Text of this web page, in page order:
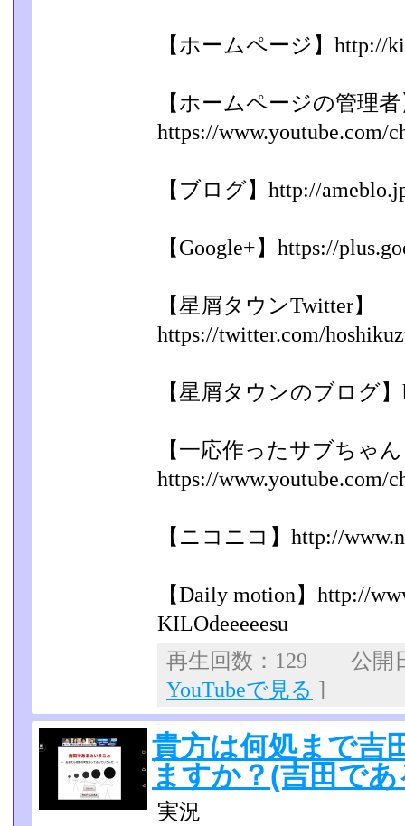
【ホームページ】http://
【ホームページの管理
https://www.youtube.com/
【ブログ】http://
【Google+】https://
【星屑タウンTwitter】
https://twitter.com/
【星屑タウンのブログ
【一応作ったサブちゃ
https://www.youtube.com/
【ニコニコ】http://
【Daily motion】http://
KILOdeeeeesu
再生回数：129 公開
YouTubeで見る ]
貴方は何処まで吉
ますか？(吉田で
実況